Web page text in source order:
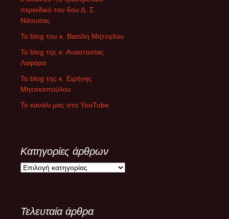
περιοδικό του 6ου Δ. Σ.
Νάουσας
To blog του κ. Βασίλη Μήτογλου
Το blog της κ. Αναστασίας
Λαφάρα
Το blog της κ. Ειρήνης
Μητσκοπούλου
Το κανάλι μας στο YouTube
Κατηγορίες άρθρων
Κ
γ
Τελευταία άρθρα